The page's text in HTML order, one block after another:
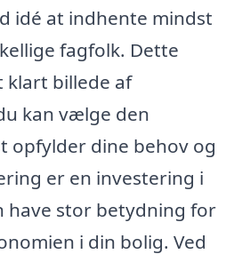
idé at indhente mindst
fagfolk. Dette
klart billede af
kan vælge den
opfylder dine behov og
er en investering i
have stor betydning for
i din bolig. Ved